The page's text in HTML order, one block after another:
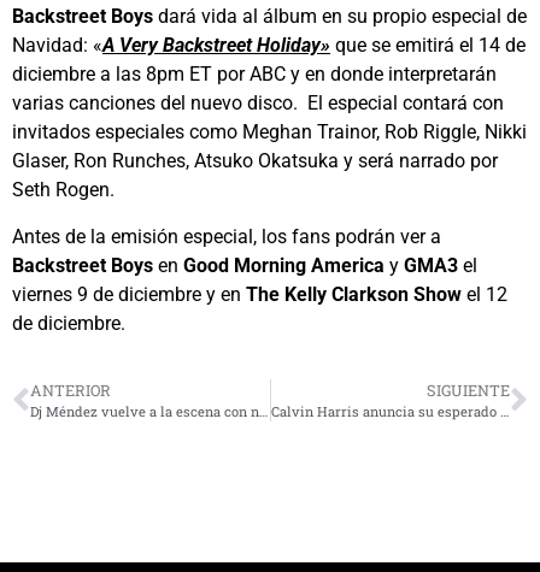
Backstreet Boys dará vida al álbum en su propio especial de
Navidad: «A Very Backstreet Holiday» que se emitirá el 14 de
diciembre a las 8pm ET por ABC y en donde interpretarán
varias canciones del nuevo disco. El especial contará con
invitados especiales como Meghan Trainor, Rob Riggle, Nikki
Glaser, Ron Runches, Atsuko Okatsuka y será narrado por
Seth Rogen.
Antes de la emisión especial, los fans podrán ver a
Backstreet Boys en Good Morning America y GMA3 el
viernes 9 de diciembre y en The Kelly Clarkson Show el 12
de diciembre.
ANTERIOR
Dj Méndez vuelve a la escena con nuevo single «Leave your fear»
SIGUIENTE
Calvin Harris anuncia su esperado reencuentro con el público chileno